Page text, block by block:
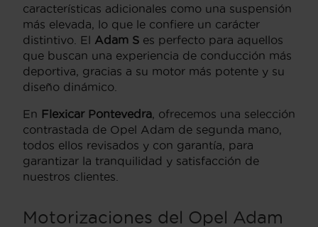
características adicionales como una suspensión
más elevada, lo que le confiere un carácter
distintivo. El Adam S es perfecto para aquellos
que buscan una experiencia de conducción más
deportiva, gracias a su motor más potente y su
diseño dinámico.
En Flexicar Pontevedra, ofrecemos una selección
contrastada de Opel Adam de segunda mano,
todos ellos revisados y con garantía, para
garantizar la tranquilidad y satisfacción de
nuestros clientes.
Motorizaciones del Opel Adam